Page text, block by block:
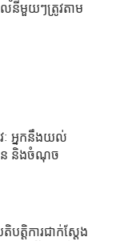
នីមួយៗត្រូវតាម
វៈ អ្នកនឹងយល់
ន និងចំណុច
ត្តិការជាក់ស្តែង